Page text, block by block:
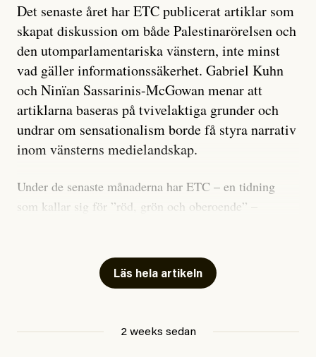
Det senaste året har ETC publicerat artiklar som
skapat diskussion om både Palestinarörelsen och
den utomparlamentariska vänstern, inte minst
vad gäller informationssäkerhet. Gabriel Kuhn
och Ninïan Sassarinis-McGowan menar att
artiklarna baseras på tvivelaktiga grunder och
undrar om sensationalism borde få styra narrativ
inom vänsterns medielandskap.
Under de senaste månaderna har ETC – en tidning
som kallar sig för ”röd, grön och oberoende” –
skriver för? Vad betyder det att vara en ”röd, grön och
oberoende” tidning? Och vad är egentligen bra
Läs hela artikeln
2 weeks sedan